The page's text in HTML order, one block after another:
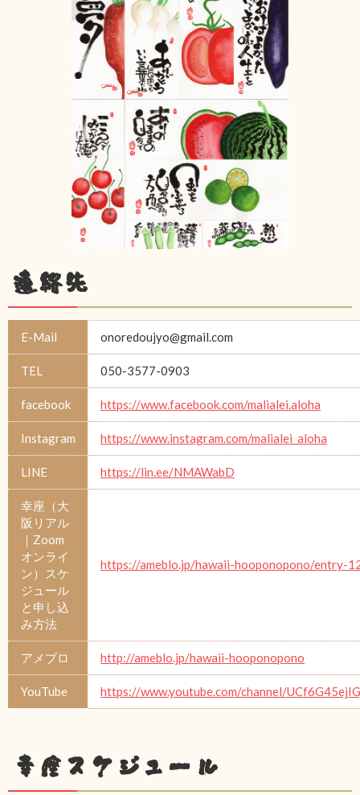
連絡先
E-Mail onoredoujyo@gmail.com
TEL 050-3577-0903
facebook https://www.facebook.com/malialei.aloha
Instagram https://www.instagram.com/malialei_aloha
LINE https://lin.ee/NMAWabD
幸座（大
阪リアル
｜Zoom
オンライ
ン）スケ
ジュール
と申し込
み方法
https://ameblo.jp/hawaii-hooponopono/entry-
アメブロ http://ameblo.jp/hawaii-hooponopono
YouTube https://www.youtube.com/channel/
幸座スケジュール